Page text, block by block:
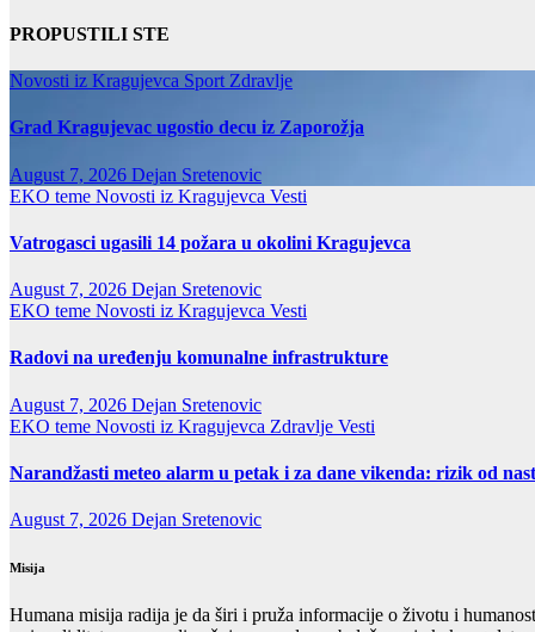
PROPUSTILI STE
Novosti iz Kragujevca Sport Zdravlje
Grad Kragujevac ugostio decu iz Zaporožja
August 7, 2026 Dejan Sretenovic
EKO teme Novosti iz Kragujevca Vesti
Vatrogasci ugasili 14 požara u okolini Kragujevca
August 7, 2026 Dejan Sretenovic
EKO teme Novosti iz Kragujevca Vesti
Radovi na uređenju komunalne infrastrukture
August 7, 2026 Dejan Sretenovic
EKO teme Novosti iz Kragujevca Zdravlje Vesti
Narandžasti meteo alarm u petak i za dane vikenda: rizik od
August 7, 2026 Dejan Sretenovic
Misija
Humana misija radija je da širi i pruža informacije o životu i